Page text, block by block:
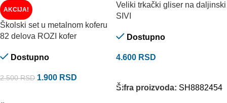
AKCIJA!
Školski set u metalnom koferu
82 delova ROZI kofer
Dostupno
2.500RSD 1.900 RSD
Veliki trkački gliser na daljinski
SIVI
Dostupno
4.600 RSD
Šifra proizvoda: SH8882454